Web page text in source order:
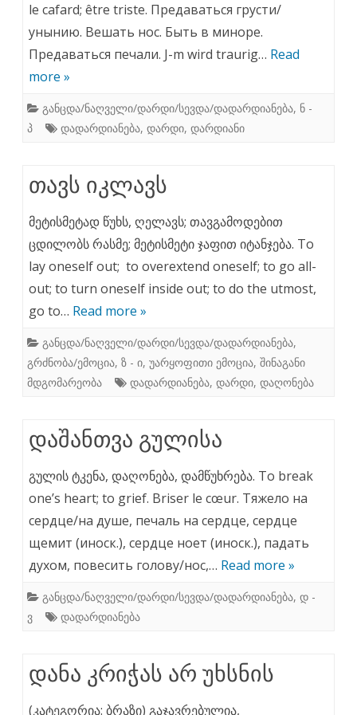
le cafard; être triste. Предаваться грусти/
унынию. Вешать нос. Быть в миноре.
Предаваться печали. J-m wird traurig… Read
more »
განცდა/ნაღველი/დარდი/სევდა/დადარდიანება, ნ -
პ
დადარდიანება, დარდი, დარდიანი
თავს იკლავს
მეტისმეტად წუხს, ღელავს; თავგამოდებით
ცდილობს რასმე; მეტისმეტი ჯაფით იტანჯება. To
lay oneself out; to overextend oneself; to go all-
out; to turn oneself inside out; to do the utmost,
go to… Read more »
განცდა/ნაღველი/დარდი/სევდა/დადარდიანება,
გრძნობა/ემოცია, ზ - ი, უარყოფითი ემოცია, შინაგანი
მდგომარეობა
დადარდიანება, დარდი, დაღონება
დაშანთვა გულისა
გულის ტკენა, დაღონება, დამწუხრება. To break
one’s heart; to grief. Briser le cœur. Тяжело на
сердце/на душе, печаль на сердце, сердце
щемит (иноск.), сердце ноет (иноск.), падать
духом, повесить голову/нос,… Read more »
განცდა/ნაღველი/დარდი/სევდა/დადარდიანება, დ -
ვ
დადარდიანება
დანა კრიჭას არ უხსნის
(კატეგორია: ბრაზი) გაჯავრებულია,